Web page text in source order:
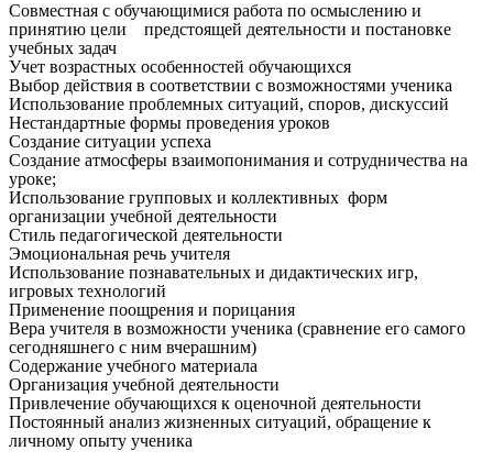
Совместная с обучающимися работа по осмыслению и
принятию цели предстоящей деятельности и постановке
учебных задач
Учет возрастных особенностей обучающихся
Выбор действия в соответствии с возможностями ученика
Использование проблемных ситуаций, споров, дискуссий
Нестандартные формы проведения уроков
Создание ситуации успеха
Создание атмосферы взаимопонимания и сотрудничества на
уроке;
Использование групповых и коллективных форм
организации учебной деятельности
Стиль педагогической деятельности
Эмоциональная речь учителя
Использование познавательных и дидактических игр,
игровых технологий
Применение поощрения и порицания
Вера учителя в возможности ученика (сравнение его самого
сегодняшнего с ним вчерашним)
Содержание учебного материала
Организация учебной деятельности
Привлечение обучающихся к оценочной деятельности
Постоянный анализ жизненных ситуаций, обращение к
личному опыту ученика